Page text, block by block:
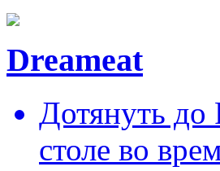
Dreameat
Дотянуть до
столе во